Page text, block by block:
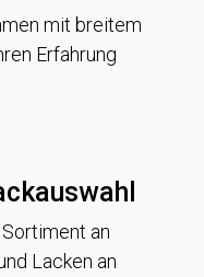
mit breitem
Erfahrung
an
Lacken an